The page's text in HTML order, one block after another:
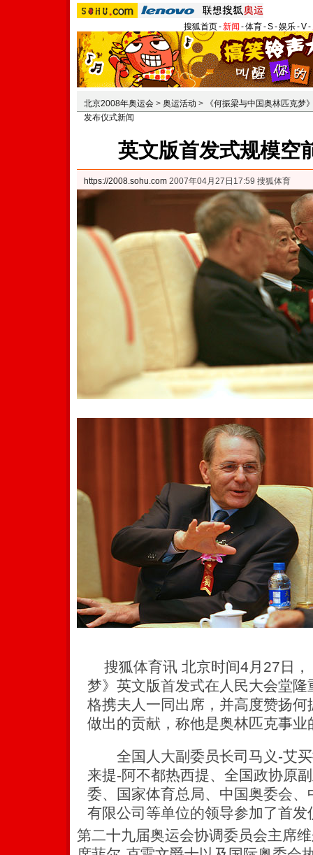
搜狐首页-新闻 -体育-S-娱乐-V-
北京2008年奥运会 > 奥运活动 >
《何振梁与中国奥林匹克梦
发布仪式新闻
英文版首发式规模空
https://2008.sohu.com 2007年04月27日17:59 搜狐体育
搜狐体育讯 北京时间4月27日，
梦》英文版首发式在人民大会堂
格携夫人一同出席，并高度赞扬
做出的贡献，称他是奥林匹克事业
全国人大副委员长司马义-艾买
来提-阿不都热西提、全国政协原
委、国家体育总局、中国奥委会
有限公司等单位的领导参加了首发
第二十九届奥运会协调委员会主席